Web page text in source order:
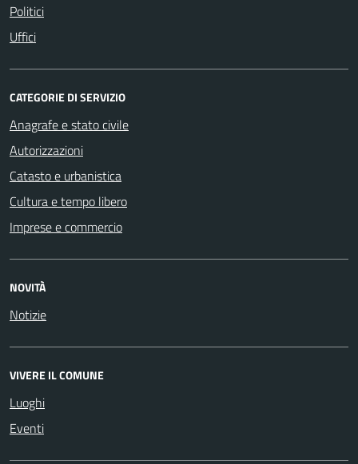
Politici
Uffici
CATEGORIE DI SERVIZIO
Anagrafe e stato civile
Autorizzazioni
Catasto e urbanistica
Cultura e tempo libero
Imprese e commercio
NOVITÀ
Notizie
VIVERE IL COMUNE
Luoghi
Eventi